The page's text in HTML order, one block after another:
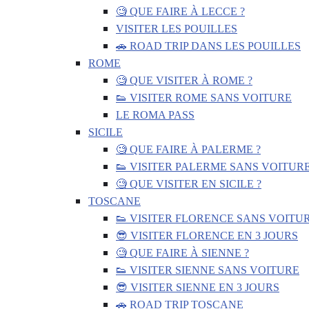
🧐 QUE FAIRE À LECCE ?
VISITER LES POUILLES
🚗 ROAD TRIP DANS LES POUILLES
ROME
🧐 QUE VISITER À ROME ?
👟 VISITER ROME SANS VOITURE
LE ROMA PASS
SICILE
🧐 QUE FAIRE À PALERME ?
👟 VISITER PALERME SANS
🧐 QUE VISITER EN SICILE ?
TOSCANE
👟 VISITER FLORENCE SANS
😎 VISITER FLORENCE EN 3 JOURS
🧐 QUE FAIRE À SIENNE ?
👟 VISITER SIENNE SANS VOITURE
😎 VISITER SIENNE EN 3 JOURS
🚗 ROAD TRIP TOSCANE